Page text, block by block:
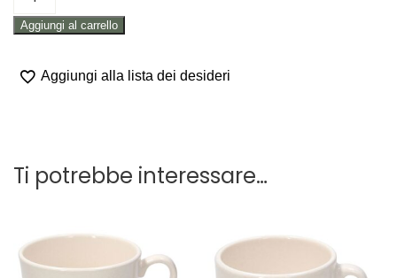
"NATURAL
quantità
Aggiungi al carrello
Aggiungi alla lista dei desideri
Ti potrebbe interessare…